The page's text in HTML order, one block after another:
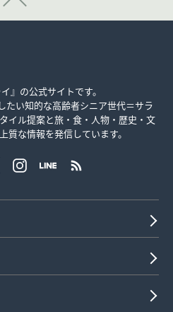
』の公式サイトです。
たい知的な高齢者シニア世代＝サラ
イル提案と旅・食・人物・歴史・文
質な情報を発信しています。